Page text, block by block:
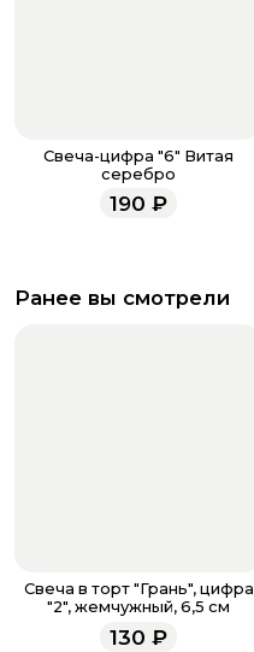
Свеча-цифра "6" Витая
серебро
190 ₽
Ранее вы смотрели
Свеча в торт "Грань", цифра
"2", жемчужный, 6,5 см
130 ₽